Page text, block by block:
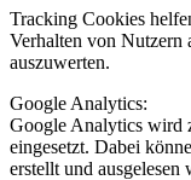
Tracking Cookies
Verhalten von Nutzern
auszuwerten.
Google Analytics:
Google Analytics wird
eingesetzt. Dabei
erstellt und ausgelesen